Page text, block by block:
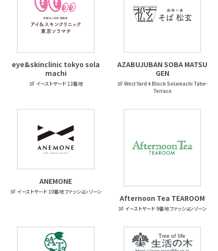
eye&skinclinic tokyo sola
machi
3F イーストヤード 12番地
AZABUJUBAN SOBA MATSU
GEN
3F West Yard 4 Block Solamachi Tabe-
Terrace
ANEMONE
3F イーストヤード 10番地 ファッションゾーン
Afternoon Tea TEAROOM
3F イーストヤード 9番地 ファッションゾーン